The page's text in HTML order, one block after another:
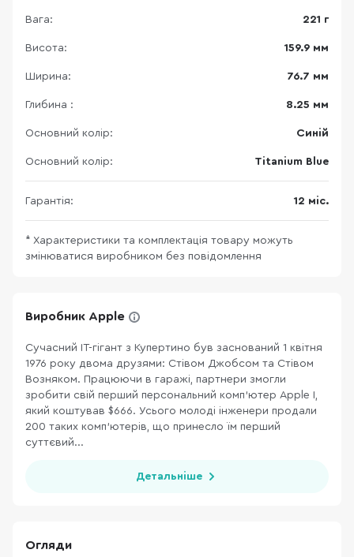
Вага: 221 г
Висота: 159.9 мм
Ширина: 76.7 мм
Глибина : 8.25 мм
Основний колір: Синій
Основний колір: Titanium Blue
Гарантія: 12 міс.
* Характеристики та комплектація товару можуть
змінюватися виробником без повідомлення
Виробник Apple
Сучасний ІТ-гігант з Купертино був заснований 1 квітня
1976 року двома друзями: Стівом Джобсом та Стівом
Возняком. Працюючи в гаражі, партнери змогли
зробити свій перший персональний комп’ютер Apple I,
який коштував $666. Усього молоді інженери продали
200 таких комп’ютерів, що принесло їм перший
суттєвий...
Детальніше
Огляди